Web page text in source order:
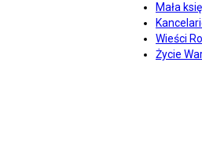
Mała
Wieści
Życie